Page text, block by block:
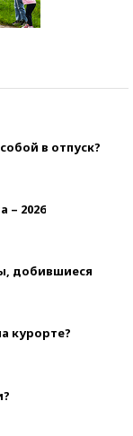
в отпуск?
– 2026
добившиеся
курорте?